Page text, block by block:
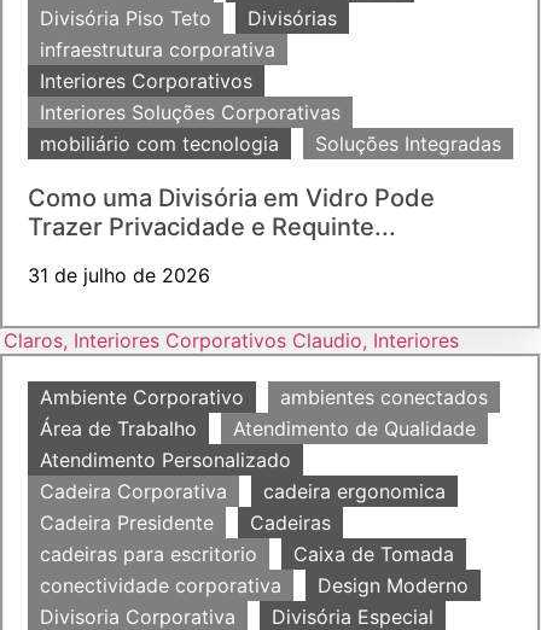
Divisória Piso Teto
Divisórias
infraestrutura corporativa
Interiores Corporativos
Interiores Soluções Corporativas
mobiliário com tecnologia
Soluções Integradas
Como uma Divisória em Vidro Pode
Trazer Privacidade e Requinte...
31 de julho de 2026
Ambiente Corporativo
ambientes conectados
Área de Trabalho
Atendimento de Qualidade
Atendimento Personalizado
Cadeira Corporativa
cadeira ergonomica
Cadeira Presidente
Cadeiras
cadeiras para escritorio
Caixa de Tomada
conectividade corporativa
Design Moderno
Divisoria Corporativa
Divisória Especial